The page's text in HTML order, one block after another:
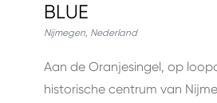
BLUE
Nijmegen, Nederland
Aan de Oranjesingel, op
historische centrum van